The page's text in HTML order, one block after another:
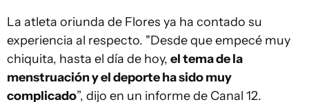
La atleta oriunda de Flores ya ha contado su
experiencia al respecto. "Desde que empecé muy
chiquita, hasta el día de hoy, el tema de la
menstruación y el deporte ha sido muy
complicado”, dijo en un informe de Canal 12.